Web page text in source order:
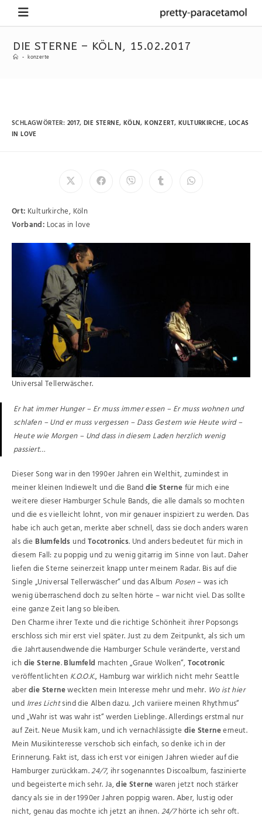
DIE STERNE – KÖLN, 15.02.2017
- konzerte
SCHLAGWÖRTER: 2017, DIE STERNE, KÖLN, KONZERT, KULTURKIRCHE, LOCAS
IN LOVE
Ort: Kulturkirche, Köln
Vorband: Locas in love
Universal Tellerwäscher.
Er hat immer Hunger – Er muss immer essen – Er muss wohnen und
schlafen – Und er muss vergessen – Dass Gestern wie Heute wird –
Heute wie Morgen – Und dass in diesem Laden herzlich wenig
passiert…
Dieser Song war in den 1990er Jahren ein Welthit, zumindest in
meiner kleinen Indiewelt und die Banddie Sternefür mich eine
weitere dieser Hamburger Schule Bands, die alle damals so mochten
und die es vielleicht lohnt, von mir genauer inspiziert zu werden. Das
habe ich auch getan, merkte aber schnell, dass sie doch anders waren
als die Blumfelds undTocotronics. Und anders bedeutet für mich in
diesem Fall: zu poppig und zu wenig gitarrig im Sinne von laut. Daher
liefen die Sterne seinerzeit knapp unter meinem Radar. Bis auf die
Single „Universal Tellerwäscher“ und das Album Posen– was ich
wenig überraschend doch zu selten hörte – war nicht viel. Das sollte
eine ganze Zeit lang so bleiben.
Den Charme ihrer Texte und die richtige Schönheit ihrer Popsongs
erschloss sich mir erst viel später. Just zu dem Zeitpunkt, als sich um
die Jahrtausendwende die Hamburger Schule veränderte, verstand
ichdie Sterne.Blumfeld machten „Graue Wolken“,Tocotronic
veröffentlichten K.O.O.K., Hamburg war wirklich nicht mehr Seattle
aberdie Sterneweckten mein Interesse mehr und mehr. Wo ist hier
und Irres Lichtsind die Alben dazu. „Ich variiere meinen Rhythmus“
und „Wahr ist was wahr ist“ werden Lieblinge. Allerdings erstmal nur
auf Zeit. Neue Musik kam, und ich vernachlässigtedie Sterneerneut.
Mein Musikinteresse verschob sich einfach, so denke ich in der
Erinnerung. Fakt ist, dass ich erst vor einigen Jahren wieder auf die
Hamburger zurückkam.24/7, ihr sogenanntes Discoalbum, faszinierte
und begeisterte mich sehr. Ja,die Sternewaren jetzt noch stärker
dancy als sie in der 1990er Jahren poppig waren. Aber, lustig oder
nicht, genau das mochte ich jetzt an ihnen.24/7hörte ich sehr oft.